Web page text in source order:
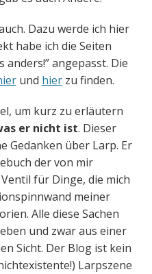
Dazu werde ich hier
habe ich die Seiten
anders!” angepasst. Die
und hierzu finden.
um kurz zu erläutern
er nicht ist. Dieser
Gedanken über Larp. Er
der von mir
für Dinge, die mich
meiner
Alle diese Sachen
und zwar aus einer
Sicht. Der Blog ist kein
Larpszene